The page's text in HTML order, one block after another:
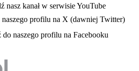
się w nowej karcie
nasz kanał w serwisie YouTube
karcie
naszego profilu na X (dawniej Twitter)
się w nowej karcie
do naszego profilu na Facebooku